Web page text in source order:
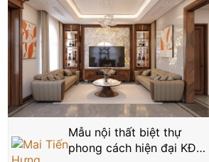
Vinhomes Ocean Park
Không gian phòng khách tại dự án
Ocean Park – NT8001647 được
cách hiện đại, tối giản nhưng vẫn
và đẳng cấp. Với lợi thế về mặt
cửa kính lớn mở ra khoảng sân
khách ngập tràn ánh sáng tự
mở, kết nối hài hòa giữa nội thất
ngoài.
Mẫu nội thất biệt thự
phong cách hiện đại KĐT